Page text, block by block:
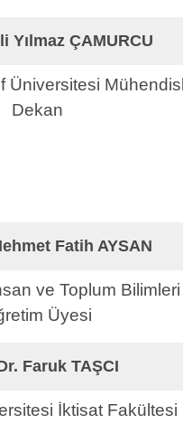
Yılmaz ÇAMURCU
Üniversitesi
Dekan
Fatih AYSAN
ve Toplum
Üyesi
Faruk TAŞCI
İktisat Fakültesi